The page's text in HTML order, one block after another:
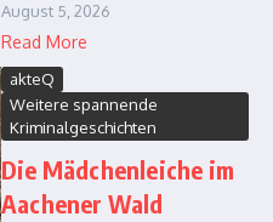
August 5, 2026
Read More
akteQ
Weitere spannende
Kriminalgeschichten
Die Mädchenleiche im
Aachener Wald